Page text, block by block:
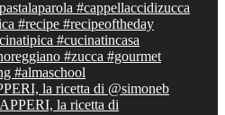
la ricetta di @simoneb